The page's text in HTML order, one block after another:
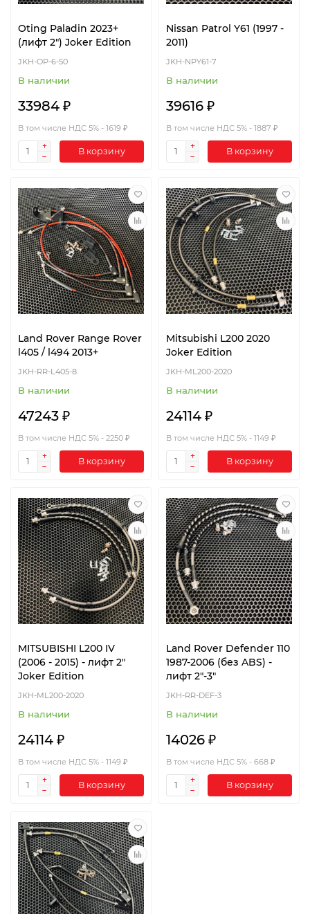
Oting Paladin 2023+
(лифт 2") Joker Edition
JKH-OP-6-50
В наличии
33984 ₽
В том числе НДС 5% - 1619 ₽
В корзину
Nissan Patrol Y61 (1997 -
2011)
JKH-NPY61-7
В наличии
39616 ₽
В том числе НДС 5% - 1887 ₽
В корзину
Land Rover Range Rover
l405 / l494 2013+
JKH-RR-L405-8
В наличии
47243 ₽
В том числе НДС 5% - 2250 ₽
В корзину
Mitsubishi L200 2020
Joker Edition
JKH-ML200-2020
В наличии
24114 ₽
В том числе НДС 5% - 1149 ₽
В корзину
MITSUBISHI L200 IV
(2006 - 2015) - лифт 2"
Joker Edition
JKH-ML200-2020
В наличии
24114 ₽
В том числе НДС 5% - 1149 ₽
В корзину
Land Rover Defender 110
1987-2006 (без ABS) -
лифт 2"-3"
JKH-RR-DEF-3
В наличии
14026 ₽
В том числе НДС 5% - 668 ₽
В корзину